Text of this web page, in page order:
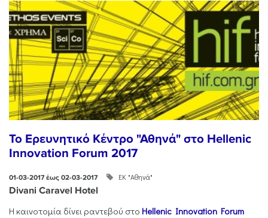
Το Ερευνητικό Κέντρο "Αθηνά" στο Hellenic
Innovation Forum 2017
01-03-2017 έως 02-03-2017 ΕΚ "Αθηνά"
Divani Caravel Hotel
Η καινοτομία δίνει ραντεβού στο Hellenic Innovation Forum